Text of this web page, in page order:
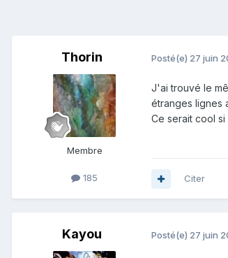
Thorin
Membre
185
Posté(e) 27 juin
J'ai trouvé le
étranges lignes
Ce serait cool
Citer
Kayou Posté(e) 27 juin